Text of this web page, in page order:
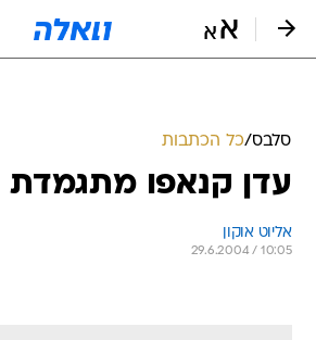
סלבס/כל הכתבות
עדן קנאפו מתגמדת
אליוט אוקון
29.6.2004 / 10:05